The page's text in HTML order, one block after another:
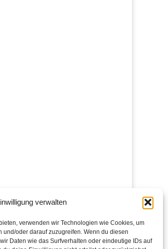
verwalten
verwenden wir Technologien wie Cookies, um
und/oder darauf zuzugreifen. Wenn du diesen
Daten wie das Surfverhalten oder eindeutige IDs auf